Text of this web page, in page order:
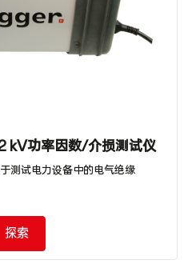
kV功率因数/介损测试仪
试电力设备中的电气绝缘
探索